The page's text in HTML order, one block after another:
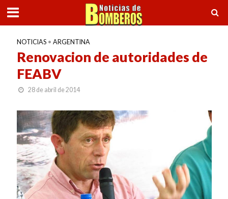
NOTICIAS • ARGENTINA
Renovacion de autoridades de
FEABV
28 de abril de 2014